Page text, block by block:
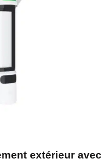
extérieur avec